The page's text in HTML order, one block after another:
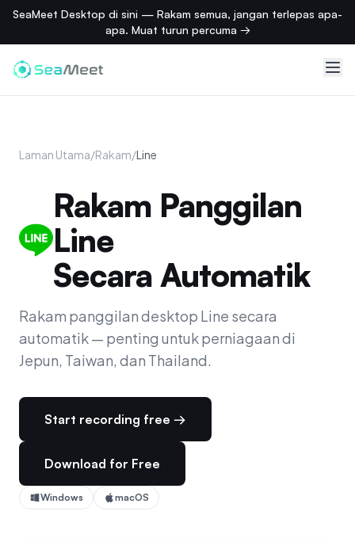
SeaMeet Desktop di sini — Rakam semua, jangan terlepas apa-
apa. Muat turun percuma →
Laman Utama/Rakam/Line
Rakam Panggilan
Line
Secara Automatik
Rakam panggilan desktop Line secara
automatik — penting untuk perniagaan di
Jepun, Taiwan, dan Thailand.
Start recording free →
Download for Free
Windows macOS